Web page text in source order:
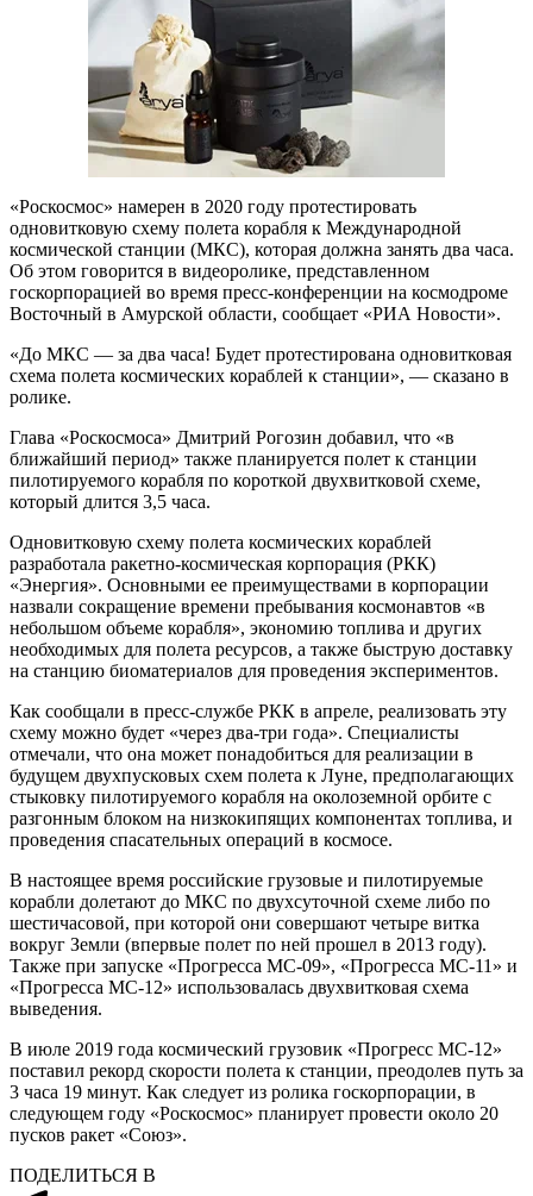
«Роскосмос» намерен в 2020 году протестировать
одновитковую схему полета корабля к Международной
космической станции (МКС), которая должна занять два часа.
Об этом говорится в видеоролике, представленном
госкорпорацией во время пресс-конференции на космодроме
Восточный в Амурской области, сообщает «РИА Новости».
«До МКС — за два часа! Будет протестирована одновитковая
схема полета космических кораблей к станции», — сказано в
ролике.
Глава «Роскосмоса» Дмитрий Рогозин добавил, что «в
ближайший период» также планируется полет к станции
пилотируемого корабля по короткой двухвитковой схеме,
который длится 3,5 часа.
Одновитковую схему полета космических кораблей
разработала ракетно-космическая корпорация (РКК)
«Энергия». Основными ее преимуществами в корпорации
назвали сокращение времени пребывания космонавтов «в
небольшом объеме корабля», экономию топлива и других
необходимых для полета ресурсов, а также быструю доставку
на станцию биоматериалов для проведения экспериментов.
Как сообщали в пресс-службе РКК в апреле, реализовать эту
схему можно будет «через два-три года». Специалисты
отмечали, что она может понадобиться для реализации в
будущем двухпусковых схем полета к Луне, предполагающих
стыковку пилотируемого корабля на околоземной орбите с
разгонным блоком на низкокипящих компонентах топлива, и
проведения спасательных операций в космосе.
В настоящее время российские грузовые и пилотируемые
корабли долетают до МКС по двухсуточной схеме либо по
шестичасовой, при которой они совершают четыре витка
вокруг Земли (впервые полет по ней прошел в 2013 году).
Также при запуске «Прогресса МС-09», «Прогресса МС-11» и
«Прогресса МС-12» использовалась двухвитковая схема
выведения.
В июле 2019 года космический грузовик «Прогресс МС-12»
поставил рекорд скорости полета к станции, преодолев путь за
3 часа 19 минут. Как следует из ролика госкорпорации, в
следующем году «Роскосмос» планирует провести около 20
пусков ракет «Союз».
ПОДЕЛИТЬСЯ В